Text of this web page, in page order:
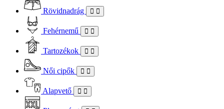
Rövidnadrág
Fehérnemű
Tartozékok
Női cipők
Alapvető